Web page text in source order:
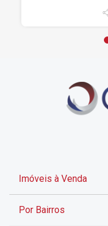
Imóveis à Venda
Por Bairros